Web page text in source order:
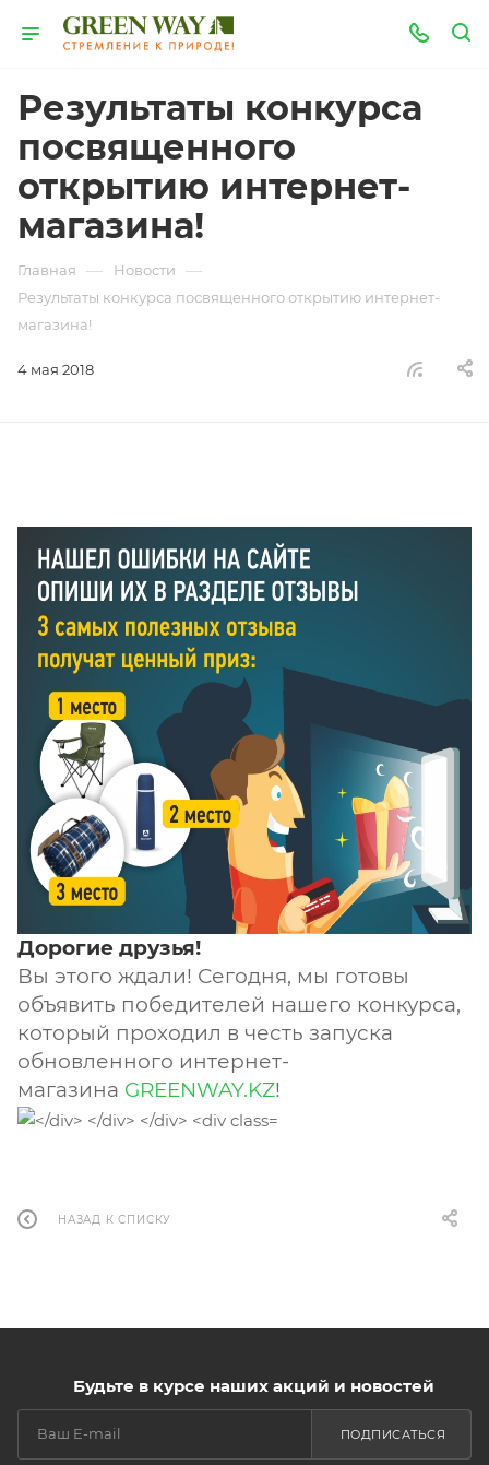
Результаты конкурса
посвященного
открытию интернет-
магазина!
Главная — Новости —
Результаты конкурса посвященного открытию интернет-
магазина!
4 мая 2018
Дорогие друзья!
Вы этого ждали! Сегодня, мы готовы
объявить победителей нашего конкурса,
который проходил в честь запуска
обновленного интернет-
магазина GREENWAY.KZ!
НАЗАД К СПИСКУ
Будьте в курсе наших акций и новостей
ПОДПИСАТЬСЯ